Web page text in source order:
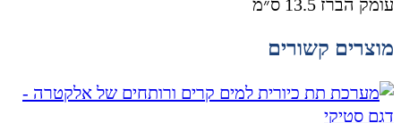
עומק הברז 13.5 ס״מ
מוצרים קשורים